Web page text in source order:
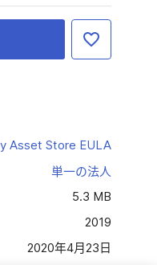
Asset Store EULA
単一の法人
5.3 MB
2019
2020年4月23日